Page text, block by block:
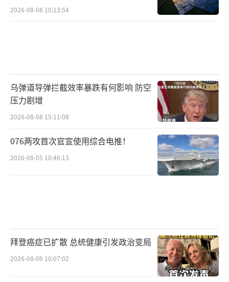
2026-08-08 10:13:54
乌弹道导弹拦截效率暴跌有何影响 防空
压力剧增
2026-08-08 15:11:08
076两攻首次官宣使用综合电推！
2026-08-05 10:46:13
拜登癌症已扩散 总统健康引发政治变局
2026-08-09 10:07:02